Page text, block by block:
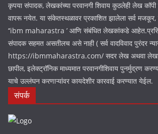
कृपया संपादक, लेखकांच्या परवानगी शिवाय कुठलेही लेख
वापरू नयेत. या संकेतस्थळावर प्रकाशित झालेला सर्व
‘‘ibm maharastra ’ आणि संबंधित लेखकांकडे
संपादक सहमत असतीलच असे नाही ( सर्व वादविवाद पुरंदर
https://ibmmaharastra.com/ सदर लेख अथवा
छापील, इलेक्ट्रॉनिक माध्यमात परवानगीशिवाय पुनर्मुद्रण
याचे उल्लंघन करणाऱ्यांवर कायदेशीर कारवाई करण्यात येईल.
संपर्क